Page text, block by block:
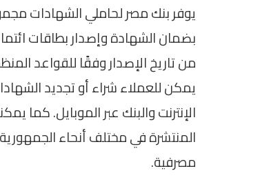
يوفر بنك مصر لحاملي الشهادات
من تاريخ الإصدار وفقًا للقواعد
يمكن للعملاء شراء أو تجديد
الإنترنت والبنك عبر الموبايل. كما
مصرفية.